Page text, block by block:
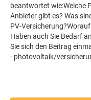
beantwortet wie:Welche
Anbieter gibt es? Was
PV-
Haben auch Sie Bedarf
Sie sich den Beitrag
- photovoltaik/